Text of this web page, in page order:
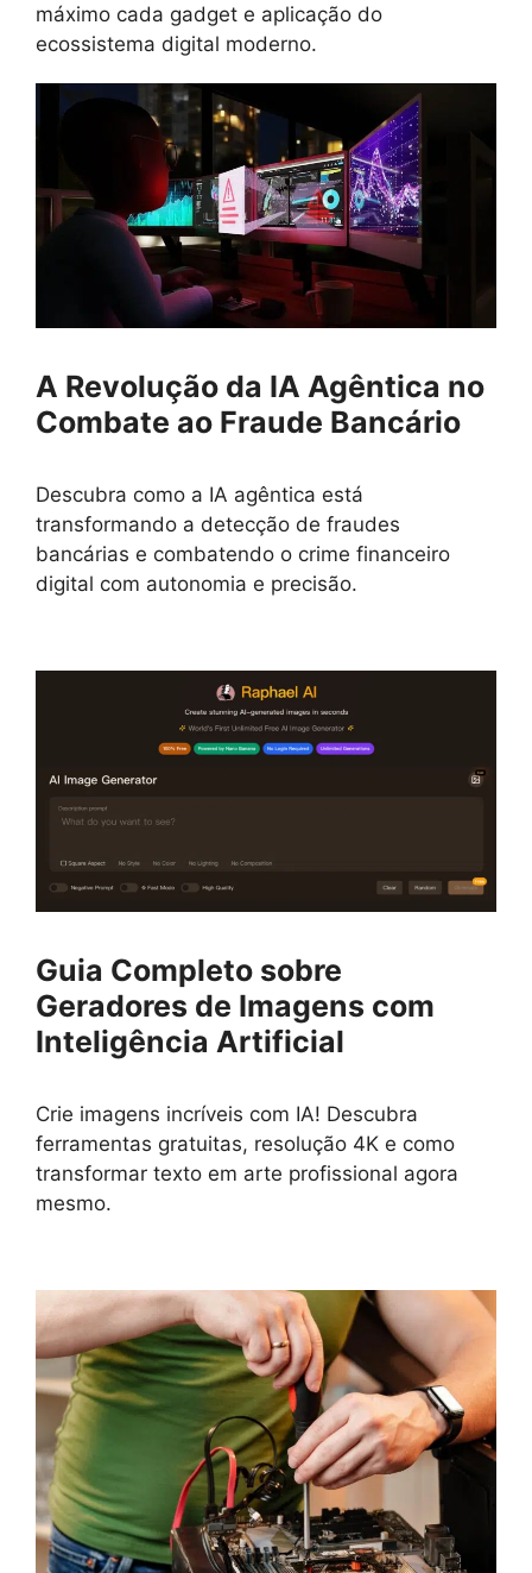
máximo cada gadget e aplicação do
ecossistema digital moderno.
A Revolução da IA Agêntica no
Combate ao Fraude Bancário
Descubra como a IA agêntica está
transformando a detecção de fraudes
bancárias e combatendo o crime financeiro
digital com autonomia e precisão.
Guia Completo sobre
Geradores de Imagens com
Inteligência Artificial
Crie imagens incríveis com IA! Descubra
ferramentas gratuitas, resolução 4K e como
transformar texto em arte profissional agora
mesmo.